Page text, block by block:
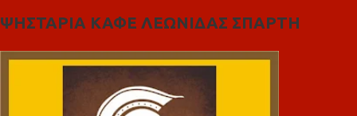
ΨΗΣΤΑΡΙΑ ΚΑΦΕ ΛΕΩΝΙΔΑΣ ΣΠΑΡΤΗ